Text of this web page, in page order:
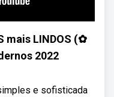
mais LINDOS (✿
2022
e sofisticada